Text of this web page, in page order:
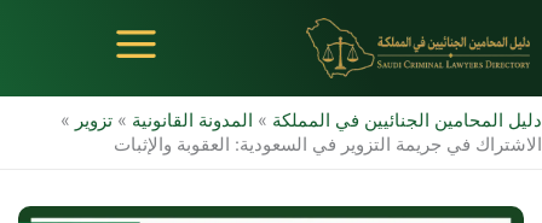
إلى
المحتوى
دليل المحامين الجنائيين في المملكة » المدونة القانونية » تزوير »
الاشتراك في جريمة التزوير في السعودية: العقوبة والإثبات